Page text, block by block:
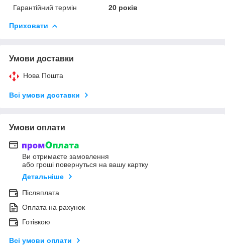
Гарантійний термін 20 років
Приховати
Умови доставки
Нова Пошта
Всі умови доставки
Умови оплати
Ви отримаєте замовлення
або гроші повернуться на вашу картку
Детальніше
Післяплата
Оплата на рахунок
Готівкою
Всі умови оплати